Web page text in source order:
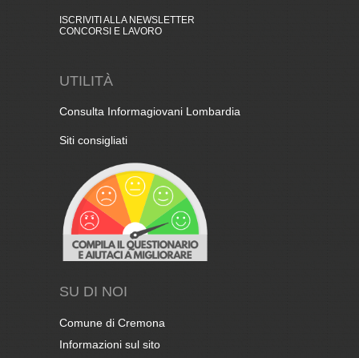
ISCRIVITI ALLA NEWSLETTER
CONCORSI E LAVORO
UTILITÀ
Consulta Informagiovani Lombardia
Siti consigliati
SU DI NOI
Comune di Cremona
Informazioni sul sito